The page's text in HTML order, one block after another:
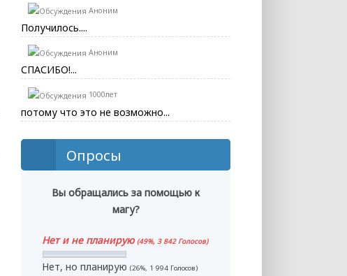
Аноним
Получилось....
Аноним
СПАСИБО!...
1000лет
потому что это не возможно...
Опросы
Вы обращались за помощью к
магу?
Нет и не планирую(49%, 3 842 Голосов)
Нет, но планирую (26%, 1 994 Голосов)